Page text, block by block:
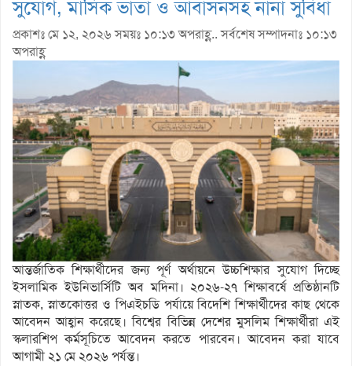
সুযোগ, মাসিক ভাতা ও আবাসনসহ নানা সুবিধা
প্রকাশঃ মে ১২, ২০২৬ সময়ঃ ১০:১৩ অপরাহ্ণ.. সর্বশেষ সম্পাদনাঃ ১০:১৩
অপরাহ্ণ
আন্তর্জাতিক শিক্ষার্থীদের জন্য পূর্ণ অর্থায়নে উচ্চশিক্ষার সুযোগ দিচ্ছে
ইসলামিক ইউনিভার্সিটি অব মদিনা। ২০২৬-২৭ শিক্ষাবর্ষে প্রতিষ্ঠানটি
স্নাতক, স্নাতকোত্তর ও পিএইচডি পর্যায়ে বিদেশি শিক্ষার্থীদের কাছ থেকে
আবেদন আহ্বান করেছে। বিশ্বের বিভিন্ন দেশের মুসলিম শিক্ষার্থীরা এই
স্কলারশিপ কর্মসূচিতে আবেদন করতে পারবেন। আবেদন করা যাবে
আগামী ২১ মে ২০২৬ পর্যন্ত।